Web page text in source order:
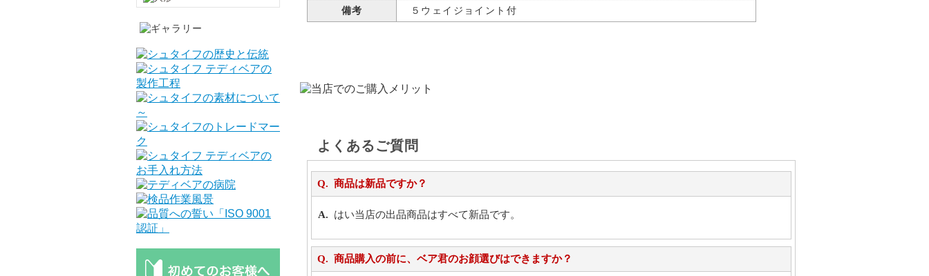
備考
５ウェイジョイント付
よくあるご質問
商品は新品ですか？
はい当店の出品商品はすべて新品です。
商品購入の前に、ベア君のお顔選びはできますか？